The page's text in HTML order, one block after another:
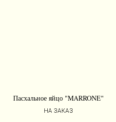
Пасхальное яйцо "MARRONE"
НА ЗАКАЗ